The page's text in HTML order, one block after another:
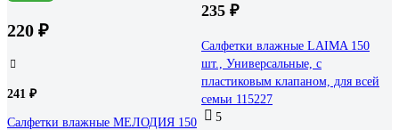
220 ₽
241 ₽
Салфетки влажные МЕЛОДИЯ 150
235 ₽
Салфетки влажные LAIMA 150
шт., Универсальные, с
пластиковым клапаном, для всей
семьи 115227
5